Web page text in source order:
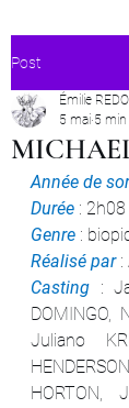
Post
Émilie
5 mai 5
Année de
Durée : 2h08
Genre :
Réalisé par :
Casting :
DOMINGO,
Juliano
HORTON,